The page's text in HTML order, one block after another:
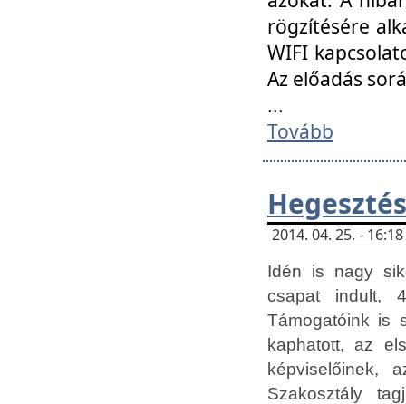
rögzítésére
WIFI
Az előadás
...
Tovább
2014. 04. 25. -
Idén is nagy
csapat indult,
Támogatóink is
kaphatott, az
képviselőinek,
Szakosztály